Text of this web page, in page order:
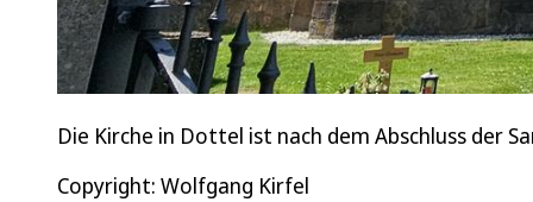
Die Kirche in Dottel ist nach dem Abschluss der
Copyright: Wolfgang Kirfel